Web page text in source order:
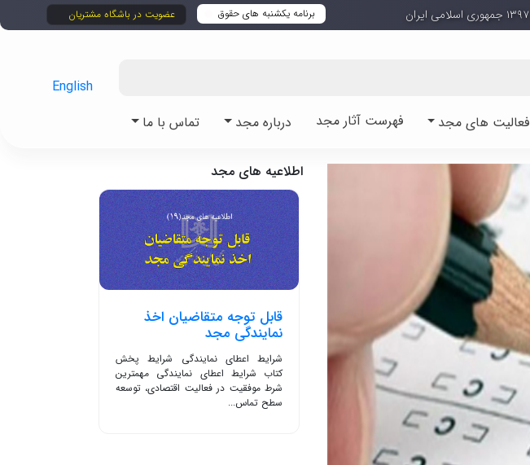
برنامه یکشنبه های حقوق عضویت در باشگاه مشتریان
فعالیت های مجد فهرست آثار مجد درباره مجد تماس با ما
English
اطلاعیه های مجد
قابل توجه متقاضیان اخذ
نمایندگی مجد
شرایط اعطای نمایندگی شرایط پخش
کتاب شرایط اعطای نمایندگی مهمترین
شرط موفقیت در فعالیت اقتصادی، توسعه
سطح تماس...